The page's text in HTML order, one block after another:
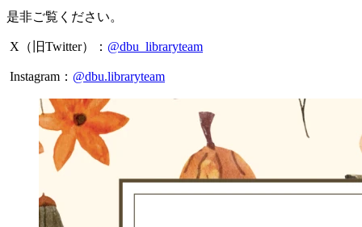
是非ご覧ください。
X（旧Twitter）： @dbu_libraryteam
Instagram： @dbu.libraryteam